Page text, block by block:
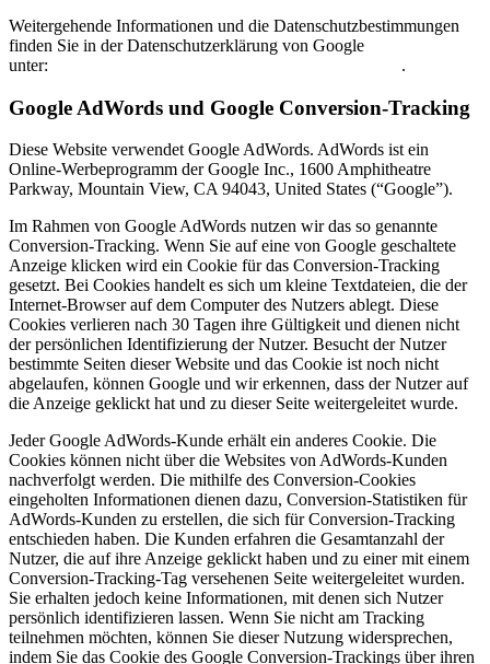
Weitergehende Informationen und die Datenschutzbestimmungen
finden Sie in der Datenschutzerklärung von Google
unter:
.
Google AdWords und Google Conversion-Tracking
Diese Website verwendet Google AdWords. AdWords ist ein
Online-Werbeprogramm der Google Inc., 1600 Amphitheatre
Parkway, Mountain View, CA 94043, United States (“Google”).
Im Rahmen von Google AdWords nutzen wir das so genannte
Conversion-Tracking. Wenn Sie auf eine von Google geschaltete
Anzeige klicken wird ein Cookie für das Conversion-Tracking
gesetzt. Bei Cookies handelt es sich um kleine Textdateien, die der
Internet-Browser auf dem Computer des Nutzers ablegt. Diese
Cookies verlieren nach 30 Tagen ihre Gültigkeit und dienen nicht
der persönlichen Identifizierung der Nutzer. Besucht der Nutzer
bestimmte Seiten dieser Website und das Cookie ist noch nicht
abgelaufen, können Google und wir erkennen, dass der Nutzer auf
die Anzeige geklickt hat und zu dieser Seite weitergeleitet wurde.
Jeder Google AdWords-Kunde erhält ein anderes Cookie. Die
Cookies können nicht über die Websites von AdWords-Kunden
nachverfolgt werden. Die mithilfe des Conversion-Cookies
eingeholten Informationen dienen dazu, Conversion-Statistiken für
AdWords-Kunden zu erstellen, die sich für Conversion-Tracking
entschieden haben. Die Kunden erfahren die Gesamtanzahl der
Nutzer, die auf ihre Anzeige geklickt haben und zu einer mit einem
Conversion-Tracking-Tag versehenen Seite weitergeleitet wurden.
Sie erhalten jedoch keine Informationen, mit denen sich Nutzer
persönlich identifizieren lassen. Wenn Sie nicht am Tracking
teilnehmen möchten, können Sie dieser Nutzung widersprechen,
indem Sie das Cookie des Google Conversion-Trackings über ihren